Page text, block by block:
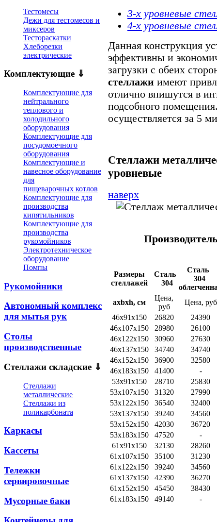
Тестомесы
Дежи для тестомесов и
миксеров
Тестораскатки
Хлеборезки
электрические
Комплектующие ⇓
Комплектующие для
нейтрального
теплового и
холодильного
оборудования
Комплектующие для
посудомоечного
оборудования
Комплектующие и
навесное оборудование
для
пищеварочных котлов
Комплектующие для
производства
кипятильников
Комплектующие для
производства
рукомойников
Электротехническое
оборудование
Помпы
Рукомойники
Автономный комплекс
для мытья рук
Столы
производственные
Стеллажи складские ⇓
Стеллажи
металлические
Стеллажи из
поликарбоната
Каркасы
Кассеты
Тележки
сервировочные
Мусорные баки
3-х уровневые
4-х уровневые
Данная конструкция
эффективны и
загрузки с обеих
стеллажи имеют
отлично впишутся в
подсобного
осуществляется за 5
Стеллажи
уровневые
наверх
Размеры
стеллажей
Сталь
304
Сталь
304
axbxh, см
Цена,
руб
Цена, руб
46х91х150
26820
24390
46х107х150
28980
26100
46х122х150
30960
27630
46х137х150
34740
34740
46х152х150
36900
32580
46х183х150
41400
-
53х91х150
28710
25830
53х107х150
31320
27990
53х122х150
36540
32400
53х137х150
39240
34560
53х152х150
42030
36720
53х183х150
47520
-
61х91х150
32130
28260
61х107х150
35100
31230
61х122х150
39240
34560
61х137х150
42390
36270
61х152х150
45450
38430
61х183х150
49140 -